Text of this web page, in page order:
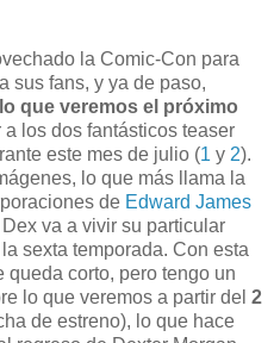
la Comic-Con para
sus fans, y ya de paso,
que veremos el próximo
los dos fantásticos teaser
este mes de julio (1 y 2).
lo que más llama la
de Edward James
va a vivir su particular
sexta temporada. Con esta
queda corto, pero tengo un
lo que veremos a partir del 2
de estreno), lo que hace